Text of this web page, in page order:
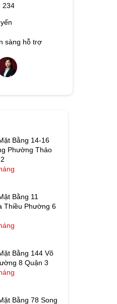
234
sàng hỗ trợ
Bằng 14-16
Phường Thảo
Bằng 11
Thiều Phường 6
Bằng 144 Võ
8 Quận 3
Bằng 78 Song